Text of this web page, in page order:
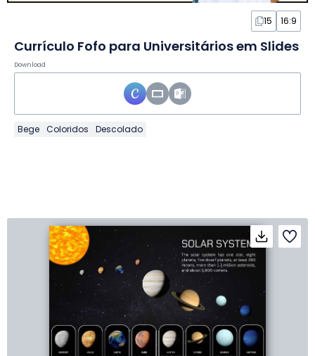
15 16:9
Currículo Fofo para Universitários em Slides
Download
Bege Coloridos Descolado